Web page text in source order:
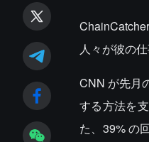
人々が彼の
CNN が先月
する方法を
た、39% の